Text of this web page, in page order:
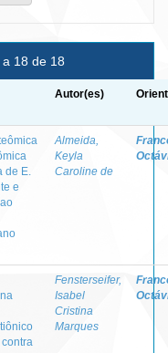
18 de 18
Autor(es)
de E.
e
Almeida,
Keyla
Caroline de
Fensterseifer,
Isabel
Cristina
Marques